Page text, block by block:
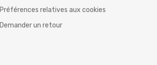
Préférences relatives aux cookies
Demander un retour